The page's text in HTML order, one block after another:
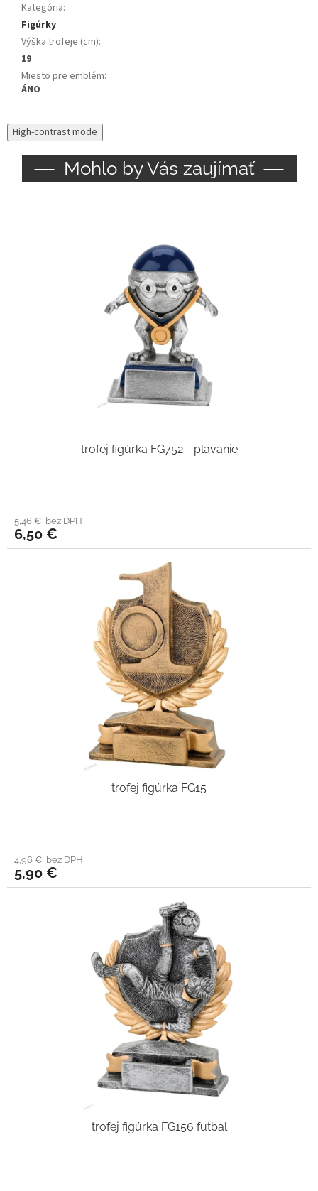
Kategória:
Figúrky
Výška trofeje (cm):
19
Miesto pre emblém:
ÁNO
High-contrast mode
Mohlo by Vás zaujímať
trofej figúrka FG752 - plávanie
5,46 € bez DPH
6,50 €
trofej figúrka FG15
4,96 € bez DPH
5,90 €
trofej figúrka FG156 futbal